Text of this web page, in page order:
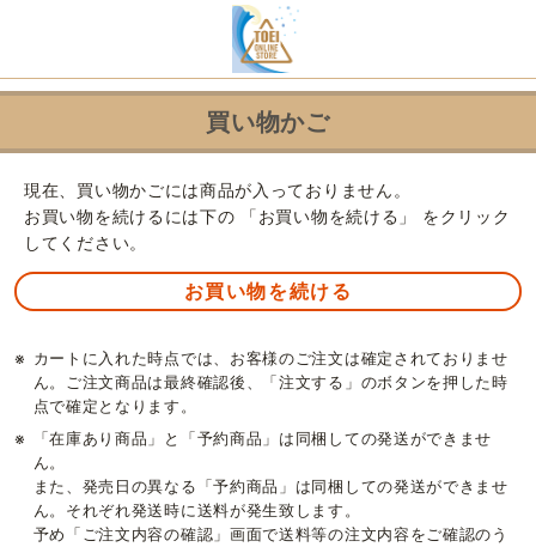
買い物かご
現在、買い物かごには商品が入っておりません。
お買い物を続けるには下の 「お買い物を続ける」 をクリック
してください。
※ カートに入れた時点では、お客様のご注文は確定されておりませ
ん。ご注文商品は最終確認後、「注文する」のボタンを押した時
点で確定となります。
※
「在庫あり商品」と「予約商品」は同梱しての発送ができませ
ん。
また、発売日の異なる「予約商品」は同梱しての発送ができませ
ん。それぞれ発送時に送料が発生致します。
予め「ご注文内容の確認」画面で送料等の注文内容をご確認のう